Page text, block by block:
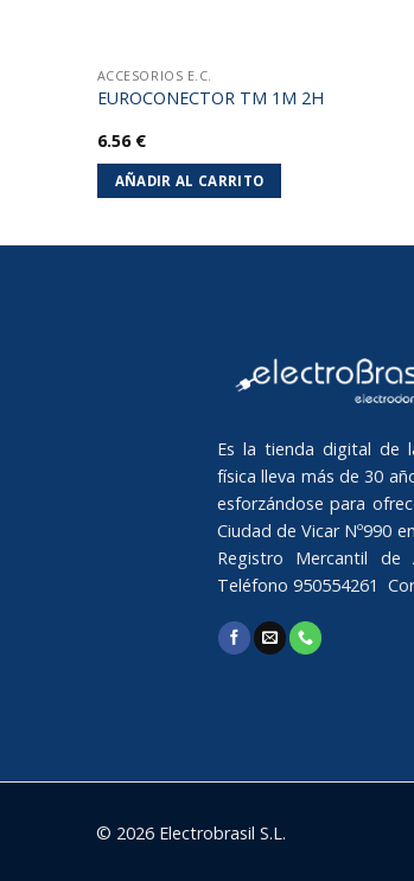
ACCESORIOS E.C.
EUROCONECTOR TM 1M 2H
6.56 €
AÑADIR AL CARRITO
Es la tienda digital de
física lleva más de 30
esforzándose para
Ciudad de Vicar Nº990
Registro Mercantil
Teléfono 950554261
© 2026 Electrobrasil S.L.